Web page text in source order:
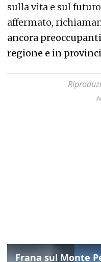
sulla vita e sul
affermato,
ancora
regione e in